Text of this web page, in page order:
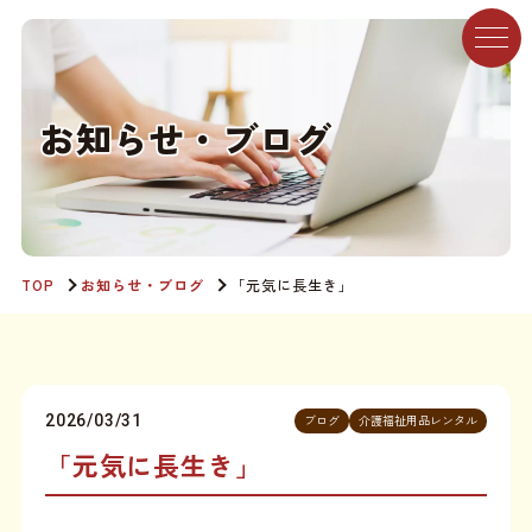
お知らせ・ブログ
TOP お知らせ・ブログ 「元気に長生き」
2026/03/31 ブログ 介護福祉用品レンタル
「元気に長生き」